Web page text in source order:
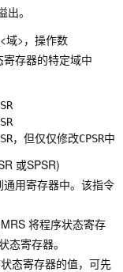
。
域>，操作数
存器的特定域中
或SPSR)
用寄存器中。该指令
将程序状态寄存
态寄存器。
态寄存器的值，可先